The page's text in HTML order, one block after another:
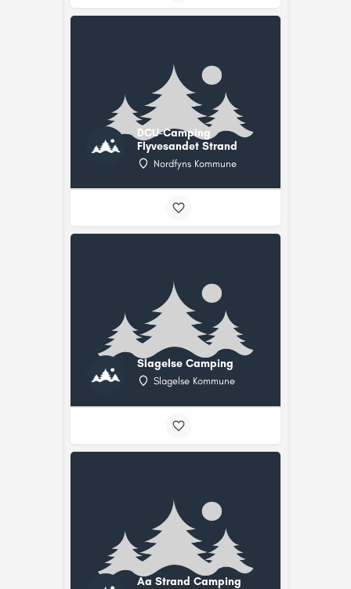
DCU-Camping
Flyvesandet Strand
Nordfyns Kommune
Slagelse Camping
Slagelse Kommune
Aa Strand Camping